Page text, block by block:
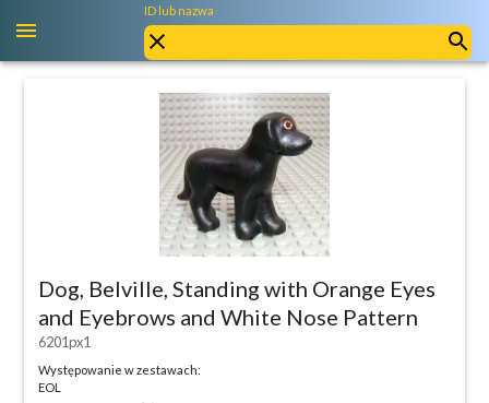
ID lub nazwa
Dog, Belville, Standing with Orange Eyes
and Eyebrows and White Nose Pattern
6201px1
Występowanie w zestawach:
EOL